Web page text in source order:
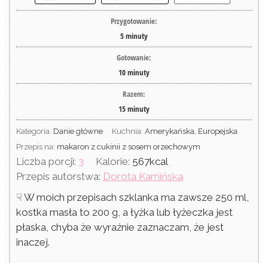
Przygotowanie:
5minuty
Gotowanie:
10minuty
Razem:
15minuty
Kategoria: Danie główne Kuchnia:Amerykańska, Europejska
Przepis na: makaron z cukinii z sosem orzechowym
Liczba porcji: 3 Kalorie: 567kcal
Przepis autorstwa: Dorota Kamińska
☟ W moich przepisach szklanka ma zawsze 250 ml,
kostka masła to 200 g, a łyżka lub łyżeczka jest
płaska, chyba że wyraźnie zaznaczam, że jest
inaczej.